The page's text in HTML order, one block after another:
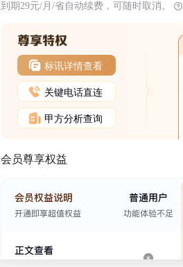
到期29元/月/省自动续费，可随时取消。
标讯详情查看
关键电话直连
甲方分析查询
会员尊享权益